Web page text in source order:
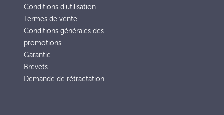
Conditions d’utilisation
Termes de vente
Conditions générales des
promotions
Garantie
Brevets
Demande de rétractation